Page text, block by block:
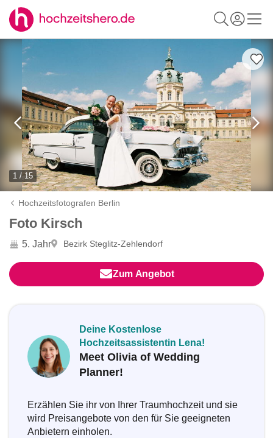
1 / 15
Hochzeitsfotografen Berlin
Foto Kirsch
5. Jahr Bezirk Steglitz-Zehlendorf
Zum Angebot
Deine Kostenlose
Hochzeitsassistentin Lena!
Meet Olivia of Wedding
Planner!
Erzählen Sie ihr von Ihrer Traumhochzeit und sie
wird Preisangebote von den für Sie geeigneten
Anbietern einholen.